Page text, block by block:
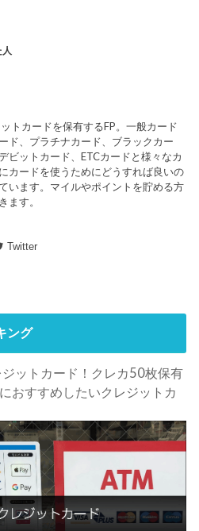
トカードを保有するFP。一般カード
ド、プラチナカード、ブラックカー
ビットカード、ETCカードと様々なカ
カードを使うためにどうすれば良いの
います。マイルやポイントを貯める方
ます。
Twitter
ング
ットカード！クレカ50枚保有
おすすめしたいクレジットカ